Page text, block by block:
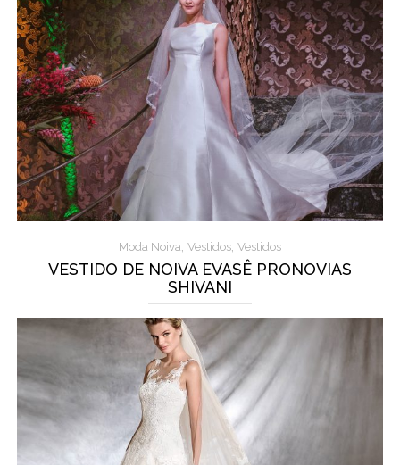
Moda Noiva, Vestidos, Vestidos
VESTIDO DE NOIVA EVASÊ PRONOVIAS
SHIVANI